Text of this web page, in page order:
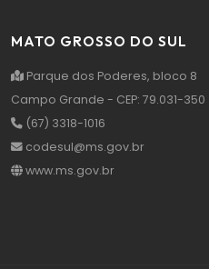
MATO GROSSO DO SUL
Parque dos Poderes, bloco 8
Campo Grande - CEP: 79.031-350
(67) 3318-1016
codesul@ms.gov.br
www.ms.gov.br